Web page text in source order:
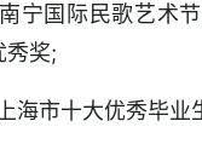
宁国际民歌艺术
秀奖;
海市十大优秀毕业